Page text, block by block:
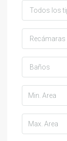
Todos los
Recámaras
Baños